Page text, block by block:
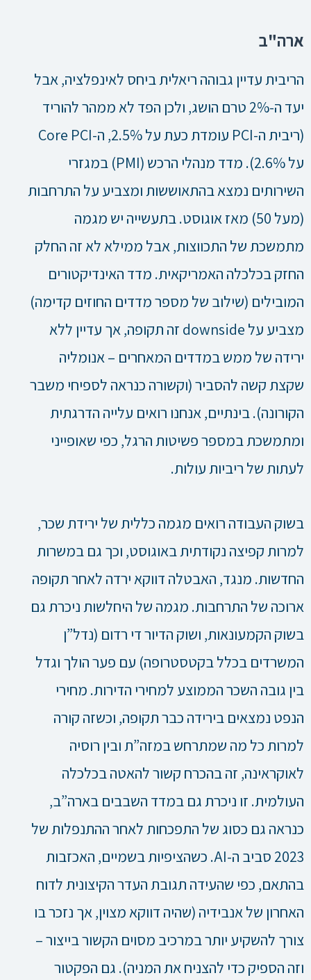
ארה"ב
הריבית עדיין גבוהה ריאלית ביחס לאינפלציה, אבל
יעד ה-2% טרם הושג, ולכן הפד לא ממהר להוריד
(ריבית ה-PCI עומדת כעת על 2.5%, ה-Core PCI
על 2.6%). מדד מנהלי הרכש (PMI) במגזרי
השירותים נמצא בהתאוששות ומצביע על התרחבות
(מעל 50) מאז אוגוסט. בתעשייה יש מגמה
מתמשכת של התכווצות, אבל ממילא לא זה החלק
החזק בכלכלה האמריקאית. מדד האינדיקטורים
המובילים (שילוב של מספר מדדים החוזים קדימה)
מצביע על downside זה תקופה, אך עדיין ללא
ירידה של ממש במדדים המאחרים – אנומליה
שקצת קשה להסביר (וקשורה כנראה לספיחי משבר
הקורונה). בינתיים, אנחנו רואים עלייה הדרגתית
ומתמשכת במספר פשיטות הרגל, כפי שאופייני
לעתות של ריביות עולות.
בשוק העבודה רואים מגמה כללית של ירידת שכר,
למרות קפיצה נקודתית באוגוסט, וכך גם במשרות
החדשות. מנגד, האבטלה דווקא ירדה לאחר תקופה
ארוכה של התרחבות. מגמה של היחלשות ניכרת גם
בשוק הקמעונאות, ושוק הדיור די רדום (נדל”ן
המשרדים בכלל בקטסטרופה) עם פער הולך וגדל
בין גובה השכר הממוצע למחירי הדירות. מחירי
הנפט נמצאים בירידה כבר תקופה, וכשזה קורה
למרות כל מה שמתרחש במזה”ת ובין רוסיה
לאוקראינה, זה בהכרח קשור להאטה בכלכלה
העולמית. זו ניכרת גם במדד השבבים בארה”ב,
כנראה גם כסוג של התפכחות לאחר ההתנפלות של
2023 סביב ה-AI. כשהציפיות בשמיים, האכזבות
בהתאם, כפי שהעידה תגובת העדר הקיצונית לדוח
האחרון של אנבידיה (שהיה דווקא מצוין, אך נזכר בו
צורך להשקיע יותר במרכיב מסוים הקשור בייצור –
וזה הספיק כדי להצניח את המניה). גם הפקטור